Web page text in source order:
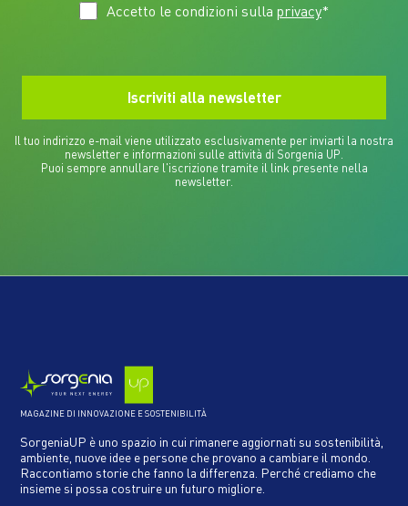
Accetto le condizioni sulla privacy*
Il tuo indirizzo e-mail viene utilizzato esclusivamente per inviarti la nostra
newsletter e informazioni sulle attività di Sorgenia UP.
Puoi sempre annullare l'iscrizione tramite il link presente nella
newsletter.
MAGAZINE DI INNOVAZIONE E SOSTENIBILITÀ
SorgeniaUP è uno spazio in cui rimanere aggiornati su sostenibilità,
ambiente, nuove idee e persone che provano a cambiare il mondo.
Raccontiamo storie che fanno la differenza. Perché crediamo che
insieme si possa costruire un futuro migliore.